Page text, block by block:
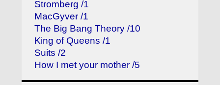
Stromberg /1
MacGyver /1
The Big Bang Theory /10
King of Queens /1
Suits /2
How I met your mother /5